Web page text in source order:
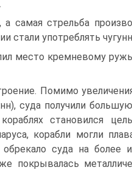
самая стрельба
стали употреблять
место кремневому
Помимо
суда получили
становился
корабли могли
суда на более
покрывалась